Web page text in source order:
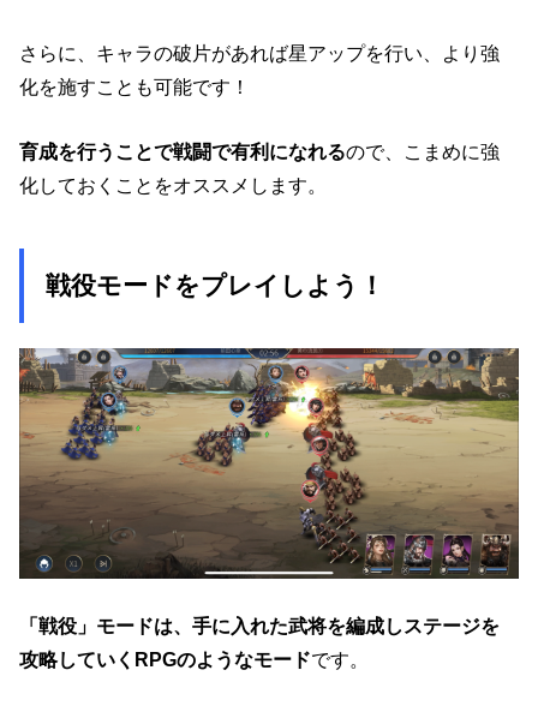
さらに、キャラの破片があれば星アップを行い、より強
化を施すことも可能です！
育成を行うことで戦闘で有利になれるので、こまめに強
化しておくことをオススメします。
戦役モードをプレイしよう！
「戦役」モードは、手に入れた武将を編成しステージを
攻略していくRPGのようなモードです。